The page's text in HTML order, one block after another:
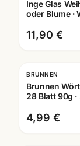
Inge Glas
oder Blume ·
11,90 €
BRUNNEN
Brunnen
28 Blatt 90g
4,99 €